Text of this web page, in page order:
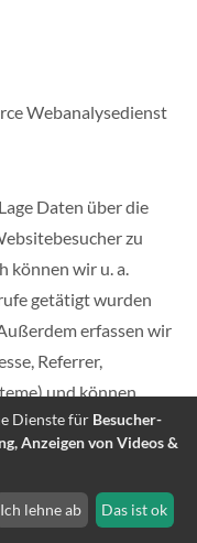
Webanalysedienst
Daten über die
zu
können wir u. a.
getätigt wurden
erfassen wir
Referrer,
und können
Aktionen
auf Grundlage von
Dienste für Besucher-
Anzeigen von Videos &
Ich lehne ab Das ist ok